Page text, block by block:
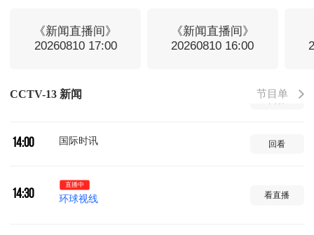
《新闻直播间》
20260810 17:00
《新闻直播间》
20260810 16:00
CCTV-13 新闻 节目单
新闻联播
13:30 新闻1+1 回看
14:00 国际时讯 回看
14:30
直播中
环球视线 看直播